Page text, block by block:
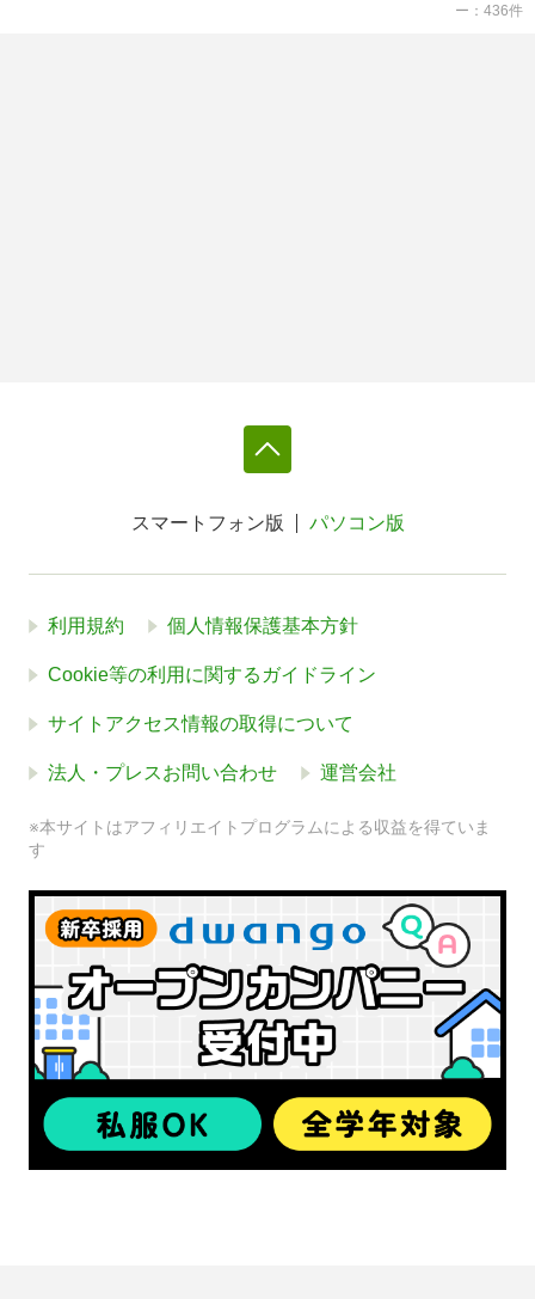
ー
436件
スマートフォン版 パソコン版
利用規約 個人情報保護基本方針
Cookie等の利用に関するガイドライン
サイトアクセス情報の取得について
法人・プレスお問い合わせ 運営会社
※本サイトはアフィリエイトプログラムによる収益を得ていま
す